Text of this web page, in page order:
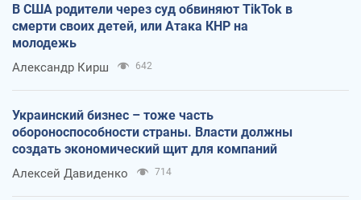
В США родители через суд обвиняют TikTok в
смерти своих детей, или Атака КНР на
молодежь
Александр Кирш 642
Украинский бизнес – тоже часть
обороноспособности страны. Власти должны
создать экономический щит для компаний
Алексей Давиденко 714